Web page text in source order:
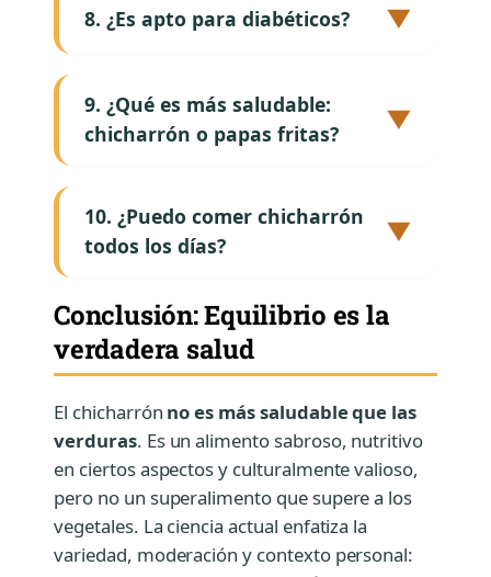
8. ¿Es apto para diabéticos? ▼
9. ¿Qué es más saludable:
chicharrón o papas fritas?
▼
10. ¿Puedo comer chicharrón
todos los días?
▼
Conclusión: Equilibrio es la
verdadera salud
El chicharrón no es más saludable que las
verduras. Es un alimento sabroso, nutritivo
en ciertos aspectos y culturalmente valioso,
pero no un superalimento que supere a los
vegetales. La ciencia actual enfatiza la
variedad, moderación y contexto personal: